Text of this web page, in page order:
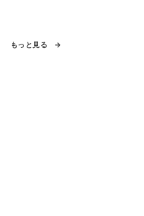
もっと見る